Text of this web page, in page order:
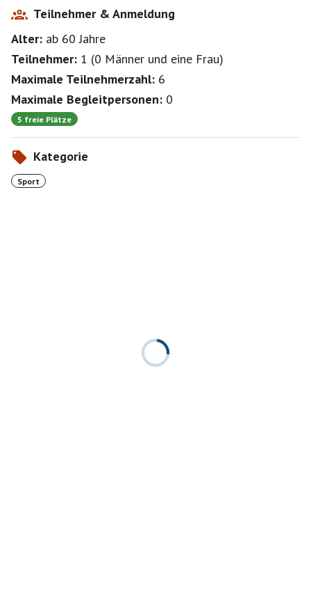
Teilnehmer & Anmeldung
Alter: ab 60Jahre
Teilnehmer: 1 (0 Männer und eine Frau)
Maximale Teilnehmerzahl: 6
Maximale Begleitpersonen: 0
5 freie Plätze
Kategorie
Sport